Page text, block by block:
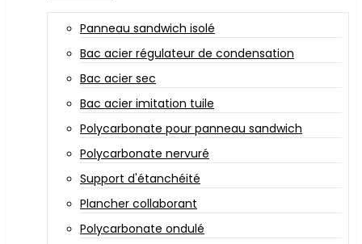
Panneau sandwich isolé
Bac acier régulateur de condensation
Bac acier sec
Bac acier imitation tuile
Polycarbonate pour panneau sandwich
Polycarbonate nervuré
Support d'étanchéité
Plancher collaborant
Polycarbonate ondulé